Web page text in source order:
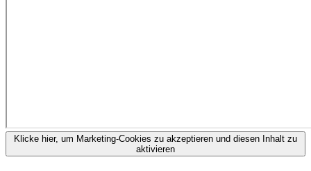
Klicke hier, um Marketing-Cookies zu akzeptieren und diesen Inhalt zu
aktivieren